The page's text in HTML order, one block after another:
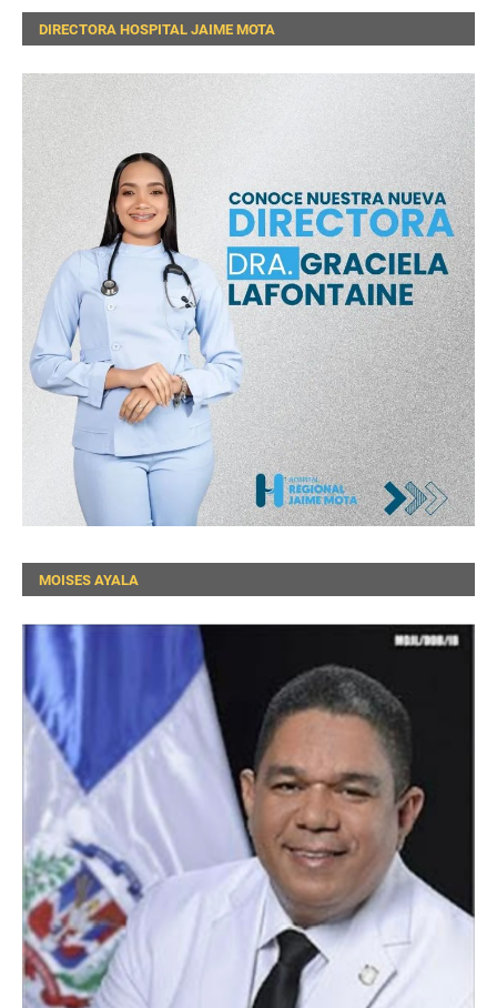
DIRECTORA HOSPITAL JAIME MOTA
MOISES AYALA